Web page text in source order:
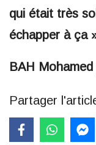
qui était très
échapper à ça
BAH
Partager